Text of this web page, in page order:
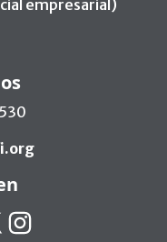
empresarial)
Instagram